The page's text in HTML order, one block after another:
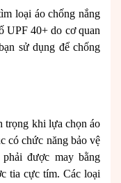
loại áo chống nắng
UPF 40+ do cơ quan
sử dụng để chống
trọng khi lựa chọn áo
có chức năng bảo vệ
được may bằng
tia cực tím. Các loại